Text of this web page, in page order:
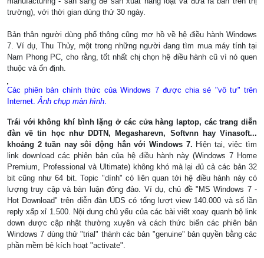
trường), với thời gian dùng thử 30 ngày.
Bản thân người dùng phổ thông cũng mơ hồ về hệ điều hành Windows
7. Ví dụ, Thu Thủy, một trong những người đang tìm mua máy tính tại
Nam Phong PC, cho rằng, tốt nhất chị chọn hệ điều hành cũ vì nó quen
thuộc và ổn định.
Các phiên bản chính thức của Windows 7 được chia sẻ "vô tư" trên
Internet. Ảnh chụp màn hình
Trái với không khí bình lặng ở các cửa hàng laptop, các trang diễn
đàn về tin học như DDTN, Megasharevn, Softvnn hay Vinasoft...
khoảng 2 tuần nay sôi động hẳn với Windows 7. Hiện tại, việc tìm
link download các phiên bản của hệ điều hành này (Windows 7 Home
Premium, Professional và Ultimate) không khó mà lại đủ cả các bản 32
bit cũng như 64 bit. Topic "dính" có liên quan tới hệ điều hành này có
lượng truy cập và bàn luận đông đảo. Ví dụ, chủ đề "MS Windows 7 -
Hot Download" trên diễn đàn UDS có tổng lượt view 140.000 và số lần
reply xấp xỉ 1.500. Nội dung chủ yếu của các bài viết xoay quanh bộ link
down được cập nhật thường xuyên và cách thức biến các phiên bản
Windows 7 dùng thử "trial" thành các bản "genuine" bản quyền bằng các
phần mềm bẻ kích hoạt "activate".